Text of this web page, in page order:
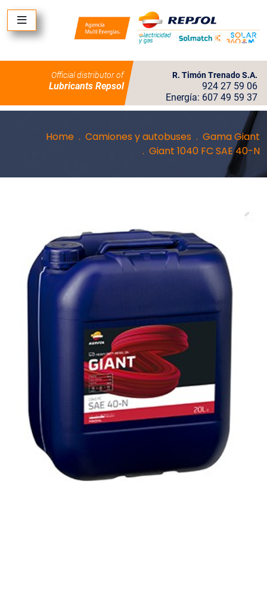
Official distributor of
Lubricants Repsol
R. Timón Trenado S.A.
924 27 59 06
Energía: 607 49 59 37
Home Camiones y autobuses
Gama Giant
Giant 1040 FC SAE 40-N